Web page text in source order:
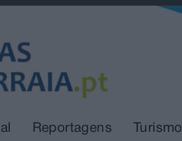
Reportagens Turismo